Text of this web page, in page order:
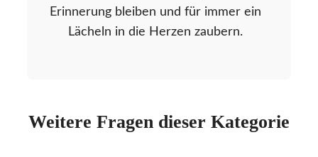
Erinnerung bleiben und für immer ein
Lächeln in die Herzen zaubern.
Weitere Fragen dieser Kategorie